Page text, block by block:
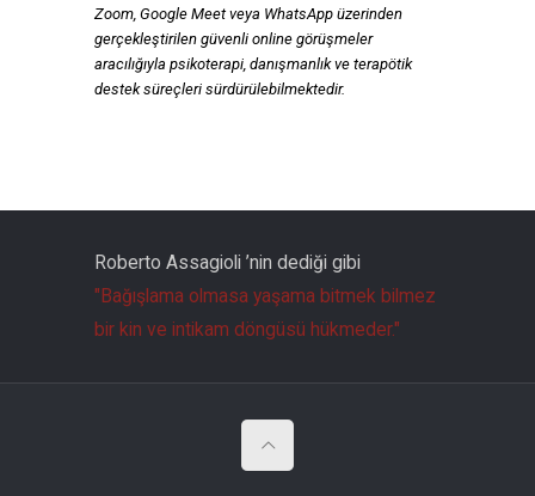
Zoom, Google Meet veya WhatsApp üzerinden
gerçekleştirilen güvenli online görüşmeler
aracılığıyla psikoterapi, danışmanlık ve terapötik
destek süreçleri sürdürülebilmektedir.
Roberto Assagioli ’nin dediği gibi
"Bağışlama olmasa yaşama bitmek bilmez
bir kin ve intikam döngüsü hükmeder."